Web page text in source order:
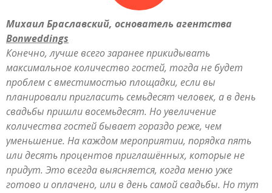
Михаил Браславский, основатель агентства
Bonweddings
Конечно, лучше всего заранее прикидывать
максимальное количество гостей, тогда не будет
проблем с вместимостью площадки, если вы
планировали пригласить семьдесят человек, а в день
свадьбы пришли восемьдесят. Но увеличение
количества гостей бывает гораздо реже, чем
уменьшение. На каждом мероприятии, порядка пять
или десять процентов приглашённых, которые не
придут. Это всегда выясняется, когда меню уже
готово и оплачено, или в день самой свадьбы. Но тут